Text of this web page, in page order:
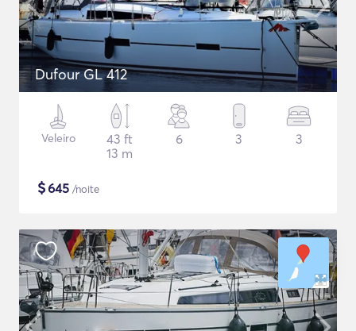
Dufour GL 412
Veleiro
43 ft
13 m
6 3 3
$645 /noite